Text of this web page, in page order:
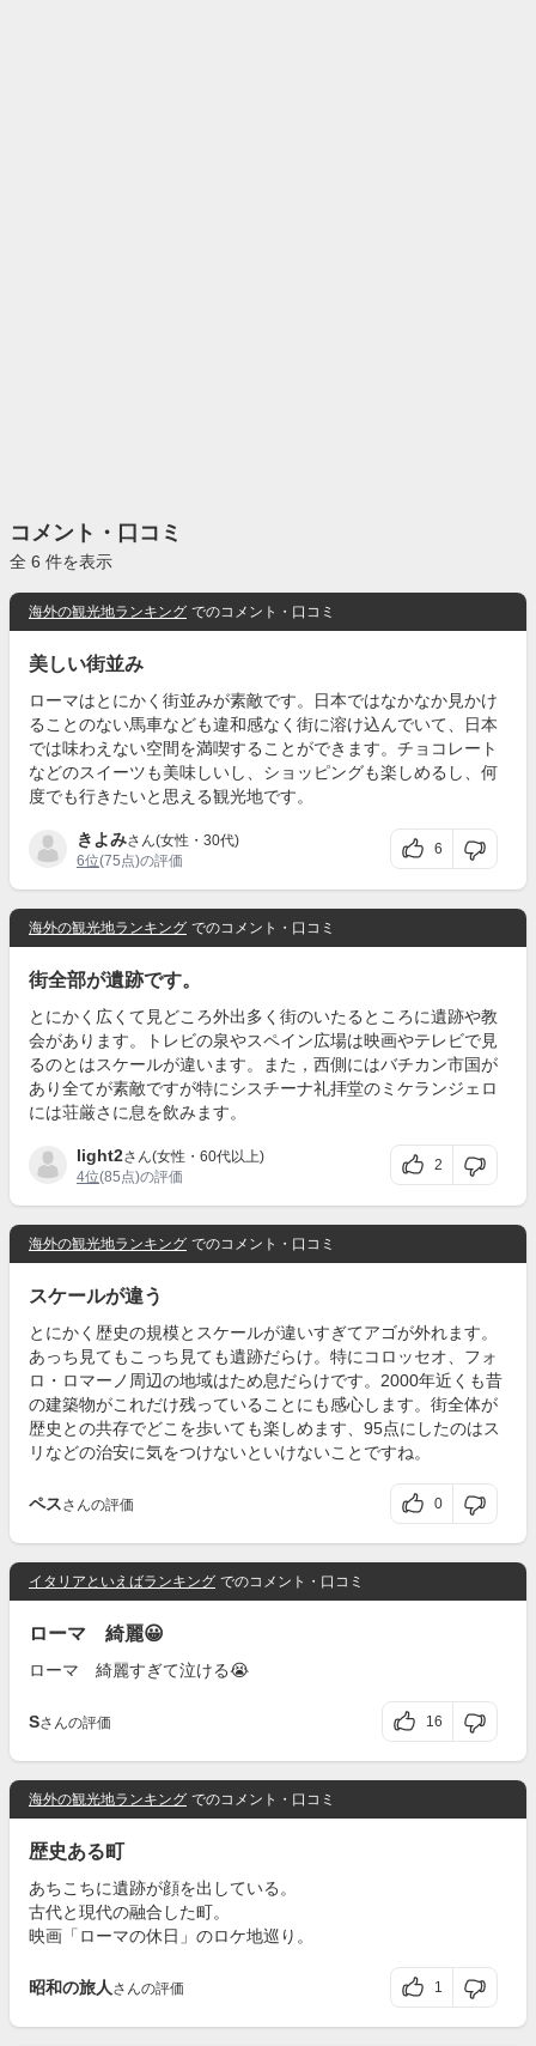
コメント・口コミ
全 6 件を表示
海外の観光地ランキング でのコメント・口コミ
美しい街並み
ローマはとにかく街並みが素敵です。日本ではなかなか見かけ
ることのない馬車なども違和感なく街に溶け込んでいて、日本
では味わえない空間を満喫することができます。チョコレート
などのスイーツも美味しいし、ショッピングも楽しめるし、何
度でも行きたいと思える観光地です。
きよみさん(女性・30代)
6位(75点)の評価
6
海外の観光地ランキング でのコメント・口コミ
街全部が遺跡です。
とにかく広くて見どころ外出多く街のいたるところに遺跡や教
会があります。トレビの泉やスペイン広場は映画やテレビで見
るのとはスケールが違います。また，西側にはバチカン市国が
あり全てが素敵ですが特にシスチーナ礼拝堂のミケランジェロ
には荘厳さに息を飲みます。
light2さん(女性・60代以上)
4位(85点)の評価
2
海外の観光地ランキング でのコメント・口コミ
スケールが違う
とにかく歴史の規模とスケールが違いすぎてアゴが外れます。
あっち見てもこっち見ても遺跡だらけ。特にコロッセオ、フォ
ロ・ロマーノ周辺の地域はため息だらけです。2000年近くも昔
の建築物がこれだけ残っていることにも感心します。街全体が
歴史との共存でどこを歩いても楽しめます、95点にしたのはス
リなどの治安に気をつけないといけないことですね。
ペスさんの評価 0
イタリアといえばランキング でのコメント・口コミ
ローマ 綺麗😀
ローマ 綺麗すぎて泣ける😭
Sさんの評価 16
海外の観光地ランキング でのコメント・口コミ
歴史ある町
あちこちに遺跡が顔を出している。
古代と現代の融合した町。
映画「ローマの休日」のロケ地巡り。
昭和の旅人 さんの評価 1